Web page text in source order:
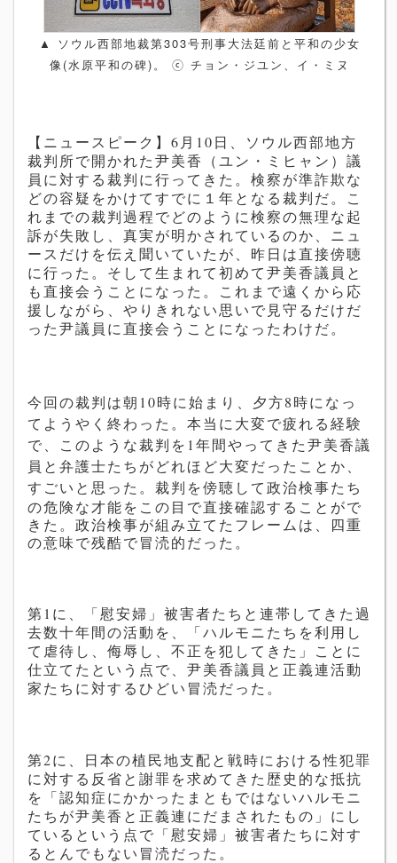
▲ ソウル西部地裁第303号刑事大法廷前と平和の少女
像 ( 水原平和の碑) 。 ⓒ チョン・ジユン、イ・ミヌ
【ニュースピーク】6月10日、ソウル西部地方
裁判所で開かれた尹美香（ユン・ミヒャン）議
員に対する裁判に行ってきた。検察が準詐欺な
どの容疑をかけてすでに１年となる裁判だ。こ
れまでの裁判過程でどのように検察の無理な起
訴が失敗し、真実が明かされているのか、ニュ
ースだけを伝え聞いていたが、昨日は直接傍聴
に行った。そして生まれて初めて尹美香議員と
も直接会うことになった。これまで遠くから応
援しながら、やりきれない思いで見守るだけだ
った尹議員に直接会うことになったわけだ。
今回の裁判は朝 10時に始まり、夕方8時になっ
てようやく終わった。本当に大変で疲れる経験
で、このような裁判を 1 年間やってきた尹美香議
員と弁護士たちがどれほど大変だったことか、
すごいと思った。 裁判を傍聴して政治検事たち
の危険な才能をこの目で直接確認することがで
きた。政治検事が組み立てたフレームは、四重
の意味で残酷で冒涜的だった。
第1に、「慰安婦」被害者たちと連帯してきた過
去数十年間の活動を、「ハルモニたちを利用し
て虐待し、侮辱し、不正を犯してきた」ことに
仕立てたという点で、 尹美香議員と正義連活動
家たちに対するひどい冒涜だった。
第2に、日本の植民地支配と戦時における性犯罪
に対する反省と謝罪を求めてきた歴史的な抵抗
を「認知症にかかったまともではないハルモニ
たちが尹美香と正義連にだまされたもの」にし
ているという点で「慰安婦」被害者たちに対す
るとんでもない冒涜だった。